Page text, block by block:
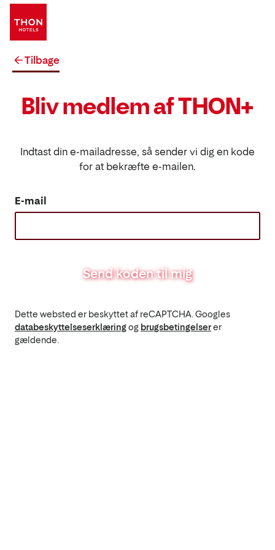
Tilbage
Bliv medlem af THON+
Indtast din e-mailadresse, så sender vi dig en kode
for at bekræfte e-mailen.
E-mail
Send koden til mig
Dette websted er beskyttet af reCAPTCHA. Googles
databeskyttelseserklæringog brugsbetingelserer
gældende.